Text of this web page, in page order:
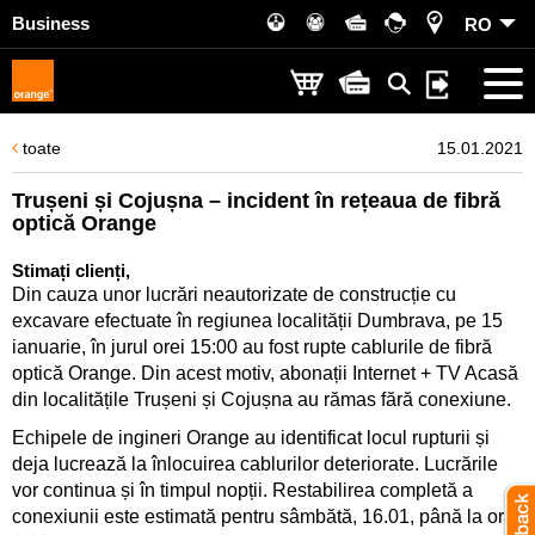
Business RO
toate 15.01.2021
Trușeni și Cojușna – incident în rețeaua de fibră
optică Orange
Stimați clienți,
Din cauza unor lucrări neautorizate de construcție cu
excavare efectuate în regiunea localității Dumbrava, pe 15
ianuarie, în jurul orei 15:00 au fost rupte cablurile de fibră
optică Orange. Din acest motiv, abonații Internet + TV Acasă
din localitățile Trușeni și Cojușna au rămas fără conexiune.
Echipele de ingineri Orange au identificat locul rupturii și
deja lucrează la înlocuirea cablurilor deteriorate. Lucrările
vor continua și în timpul nopții. Restabilirea completă a
conexiunii este estimată pentru sâmbătă, 16.01, până la ora